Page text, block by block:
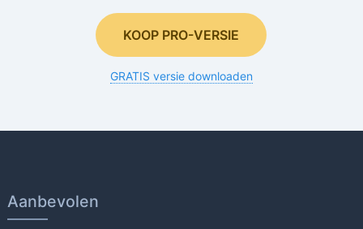
KOOP PRO-VERSIE
GRATIS versie downloaden
Aanbevolen